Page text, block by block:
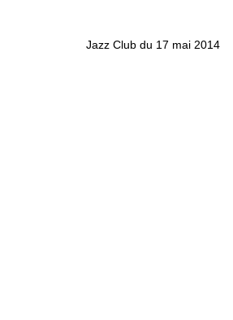
Jazz Club du 17 mai 2014